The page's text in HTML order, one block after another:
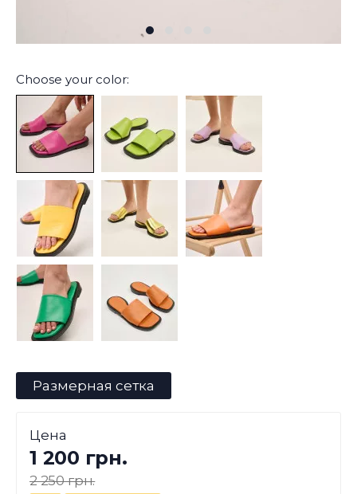
Choose your color:
Размерная сетка
Цена
1 200 грн.
2 250 грн.